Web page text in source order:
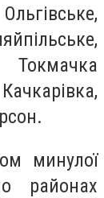
минулої
районах